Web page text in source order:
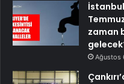
İstanbul
zaman
Ağustos